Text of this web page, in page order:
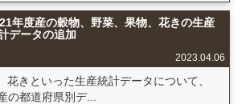
年度産の穀物、野菜、果物、花きの生産
データの追加
2023.04.06
花きといった生産統計データについて、
の都道府県別デ...